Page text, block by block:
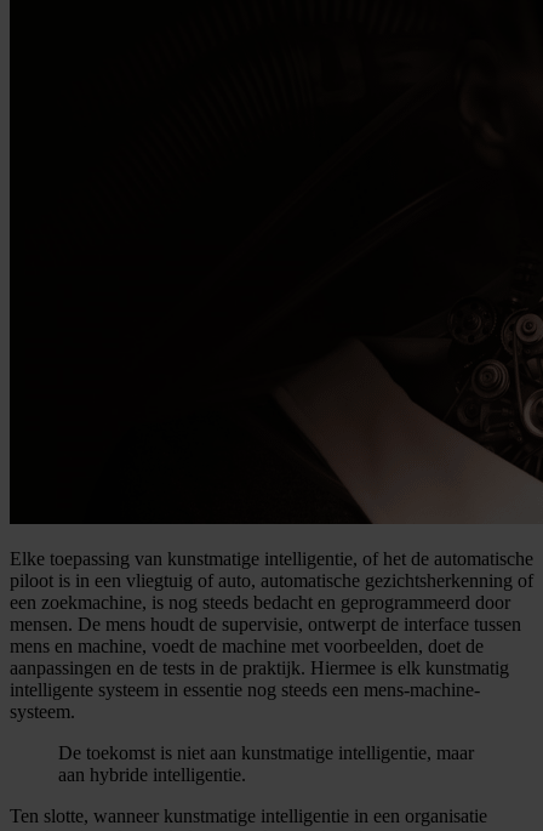
Elke toepassing van kunstmatige intelligentie, of het de automatische
piloot is in een vliegtuig of auto, automatische gezichtsherkenning of
een zoekmachine, is nog steeds bedacht en geprogrammeerd door
mensen. De mens houdt de supervisie, ontwerpt de interface tussen
mens en machine, voedt de machine met voorbeelden, doet de
aanpassingen en de tests in de praktijk. Hiermee is elk kunstmatig
intelligente systeem in essentie nog steeds een mens-machine-
systeem.
De toekomst is niet aan kunstmatige intelligentie, maar
aan hybride intelligentie.
Ten slotte, wanneer kunstmatige intelligentie in een organisatie